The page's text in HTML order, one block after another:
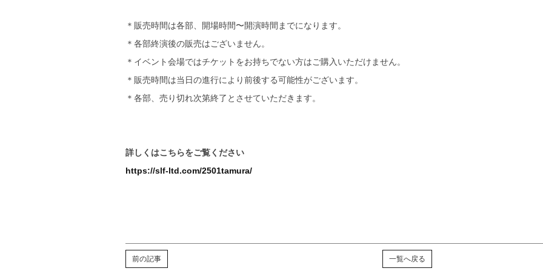
＊販売時間は各部、開場時間〜開演時間までになります。
＊各部終演後の販売はございません。
＊イベント会場ではチケットをお持ちでない方はご購入いただけません。
＊販売時間は当日の進行により前後する可能性がございます。
＊各部、売り切れ次第終了とさせていただきます。
詳しくはこちらをご覧ください
https://slf-ltd.com/2501tamura/
一覧へ戻る
前の記事